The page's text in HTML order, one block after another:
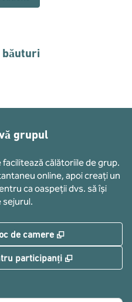
băuturi
grupul
călătoriile de grup.
online, apoi creați un
ca oaspeții dvs. să își
sejurul.
de camere ,
participanți ,